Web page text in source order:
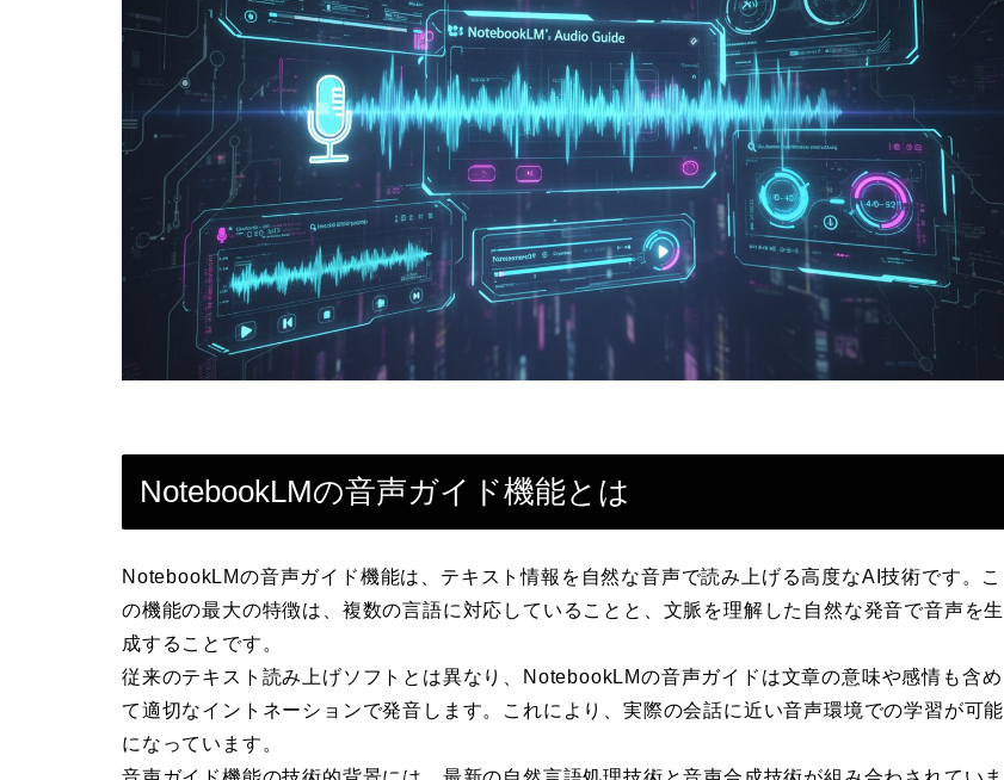
NotebookLMの音声ガイド機能とは
NotebookLMの音声ガイド機能は、テキスト情報を自然な音声で読み上げる高度なAI技術です。こ
の機能の最大の特徴は、複数の言語に対応していることと、文脈を理解した自然な発音で音声を生
成することです。
従来のテキスト読み上げソフトとは異なり、NotebookLMの音声ガイドは文章の意味や感情も含め
て適切なイントネーションで発音します。これにより、実際の会話に近い音声環境での学習が可能
になっています。